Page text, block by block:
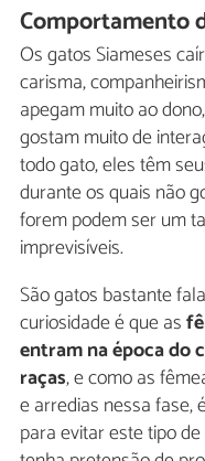
Comportamento
Os gatos Siameses
carisma,
apegam muito ao
gostam muito de
todo gato, eles têm
durante os quais não
forem podem ser um
imprevisíveis.
São gatos bastante
curiosidade é que as
entram na época do
raças, e como as
e arredias nessa fase,
para evitar este tipo